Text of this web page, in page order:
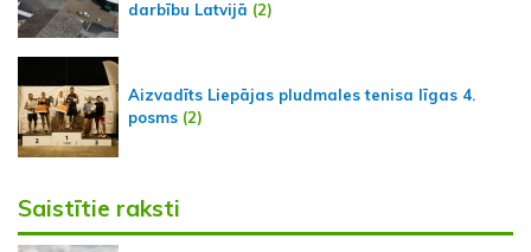
darbību Latvijā (2)
Aizvadīts Liepājas pludmales tenisa līgas 4.
posms (2)
Saistītie raksti